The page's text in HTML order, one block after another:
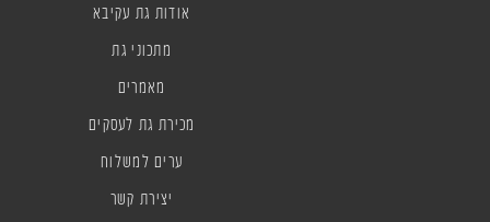
אודות גת עקיבא
מתכוני גת
מאמרים
מכירת גת לעסקים
ערים למשלוח
יצירת קשר